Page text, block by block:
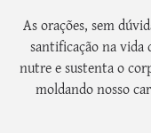
As orações, sem
santificação na vida
nutre e sustenta o
moldando nosso